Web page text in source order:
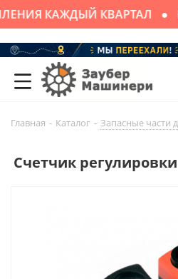
КАЖДЫЙ КВАРТАЛ
Главная - Каталог - Запасные части
Счетчик